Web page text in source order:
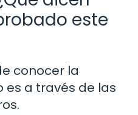
este
conocer la
a través de las